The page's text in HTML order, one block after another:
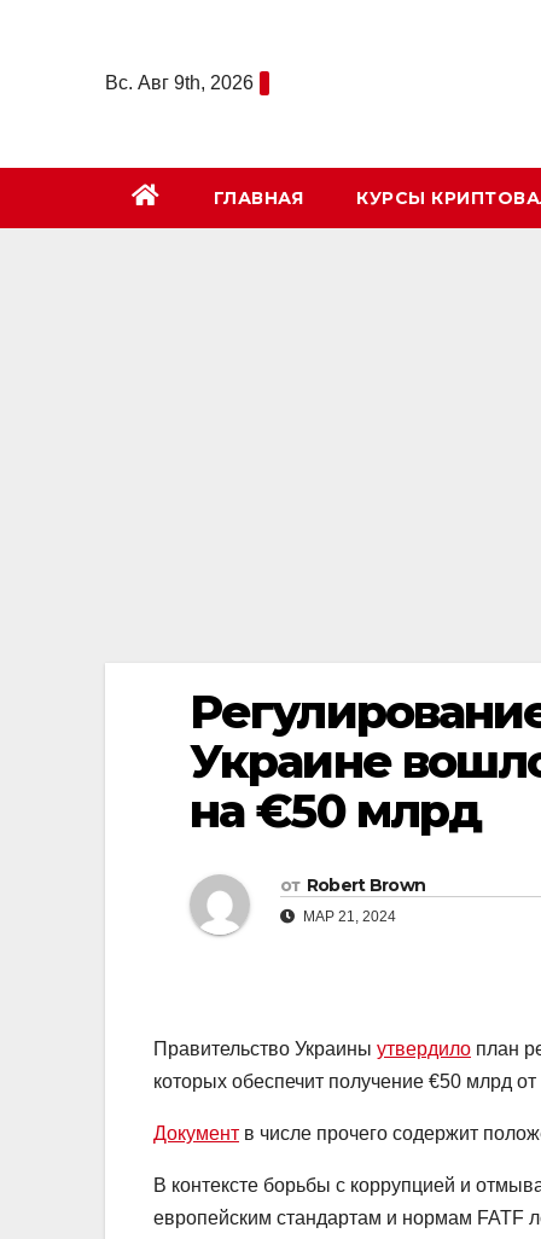
содержимомуВс. Авг 9th, 2026
ГЛАВНАЯ КУРСЫ
Украине
на €50 млрд
от Robert Brown
МАР 21, 2024
Правительство Украины утвердило план
которых обеспечит получение €50 млрд
Документ в числе прочего содержит
В контексте борьбы с коррупцией и
европейским стандартам и нормам FATF